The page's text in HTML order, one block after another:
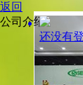
返回
公司介绍
还没有